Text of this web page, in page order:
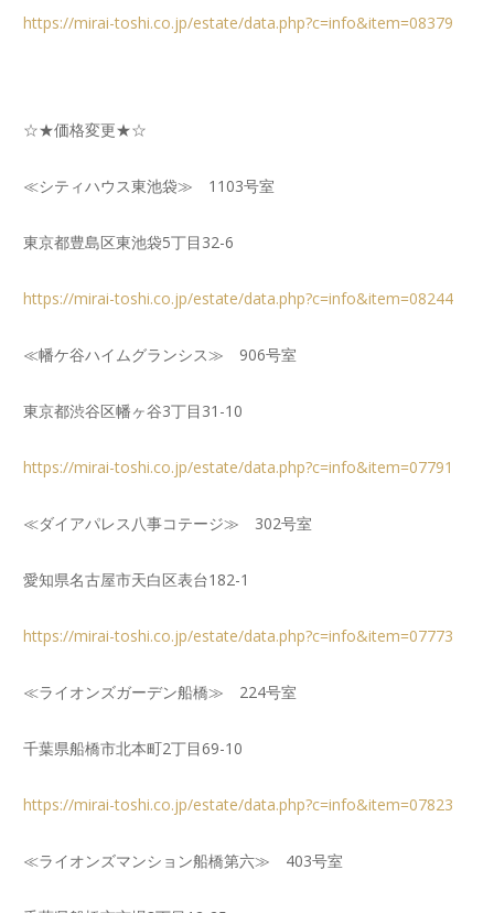
https://mirai-toshi.co.jp/estate/data.php?c=info&item=08379
☆★価格変更★☆
≪シティハウス東池袋≫ 1103号室
東京都豊島区東池袋5丁目32-6
https://mirai-toshi.co.jp/estate/data.php?c=info&item=08244
≪幡ケ谷ハイムグランシス≫ 906号室
東京都渋谷区幡ヶ谷3丁目31-10
https://mirai-toshi.co.jp/estate/data.php?c=info&item=07791
≪ダイアパレス八事コテージ≫ 302号室
愛知県名古屋市天白区表台182-1
https://mirai-toshi.co.jp/estate/data.php?c=info&item=07773
≪ライオンズガーデン船橋≫ 224号室
千葉県船橋市北本町2丁目69-10
https://mirai-toshi.co.jp/estate/data.php?c=info&item=07823
≪ライオンズマンション船橋第六≫ 403号室